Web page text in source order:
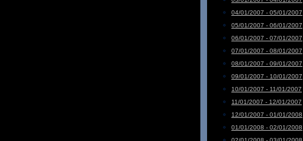
04/01/2007 - 05/01/2007
05/01/2007 - 06/01/2007
06/01/2007 - 07/01/2007
07/01/2007 - 08/01/2007
08/01/2007 - 09/01/2007
09/01/2007 - 10/01/2007
10/01/2007 - 11/01/2007
11/01/2007 - 12/01/2007
12/01/2007 - 01/01/2008
01/01/2008 - 02/01/2008